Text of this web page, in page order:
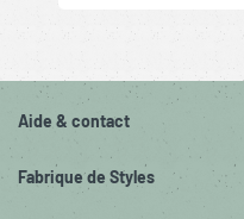
Aide & contact
Fabrique de Styles